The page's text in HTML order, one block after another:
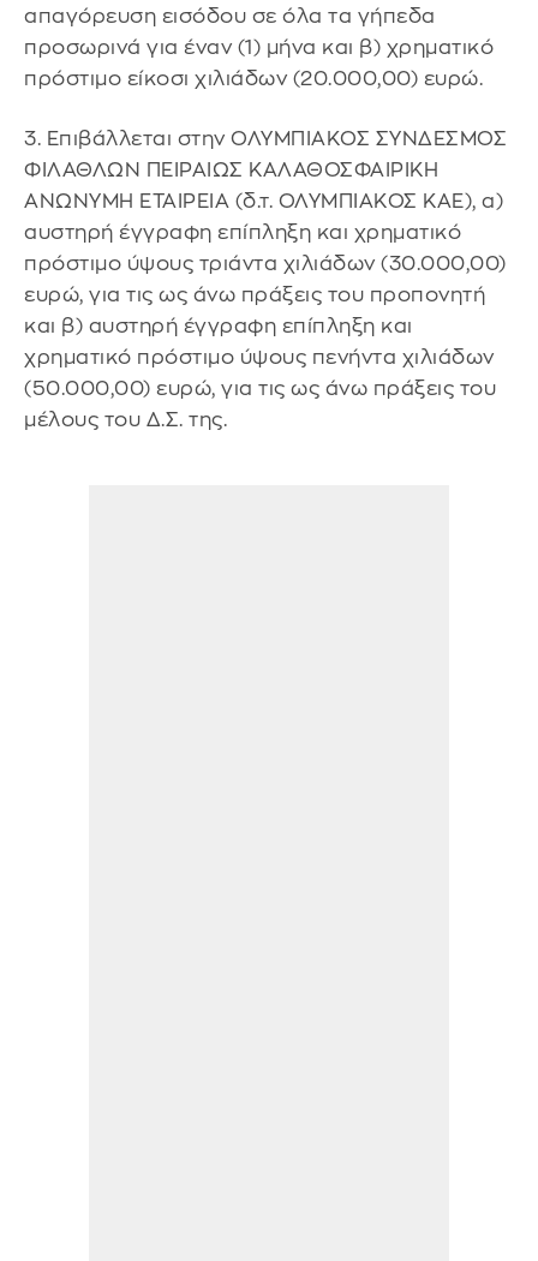
απαγόρευση εισόδου σε όλα τα γήπεδα
προσωρινά για έναν (1) μήνα και β) χρηματικό
πρόστιμο είκοσι χιλιάδων (20.000,00) ευρώ.
3. Επιβάλλεται στην ΟΛΥΜΠΙΑΚΟΣ ΣΥΝΔΕΣΜΟΣ
ΦΙΛΑΘΛΩΝ ΠΕΙΡΑΙΩΣ ΚΑΛΑΘΟΣΦΑΙΡΙΚΗ
ΑΝΩΝΥΜΗ ΕΤΑΙΡΕΙΑ (δ.τ. ΟΛΥΜΠΙΑΚΟΣ ΚΑΕ), α)
αυστηρή έγγραφη επίπληξη και χρηματικό
πρόστιμο ύψους τριάντα χιλιάδων (30.000,00)
ευρώ, για τις ως άνω πράξεις του προπονητή
και β) αυστηρή έγγραφη επίπληξη και
χρηματικό πρόστιμο ύψους πενήντα χιλιάδων
(50.000,00) ευρώ, για τις ως άνω πράξεις του
μέλους του Δ.Σ. της.